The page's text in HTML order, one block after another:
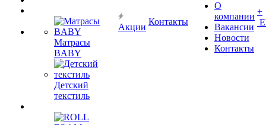
Матрасы
BABY
Детский
текстиль
Акции
Контакты
О
компании
Вакансии
Новости
Контакты
+